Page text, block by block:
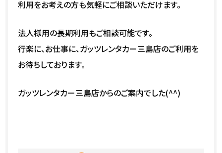
利用をお考えの方も気軽にご相談いただけます。
法人様用の長期利用もご相談可能です。
行楽に、お仕事に、ガッツレンタカー三島店のご利用を
お待ちしております。
ガッツレンタカー三島店からのご案内でした(^^)